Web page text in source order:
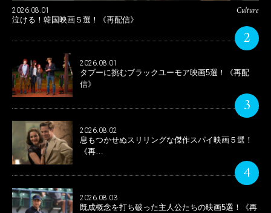
Culture
2026.08.01
泣ける！韓国映画５選！《再配信》
2
2026.08.01
タブーに挑むブラックユーモア映画5選！《再配
信》
3
2026.08.02
息もつかせぬスリリングな傑作スパイ映画５選！
《再…
4
2026.08.03
既成概念を打ち破った主人公たちの映画5選！《再